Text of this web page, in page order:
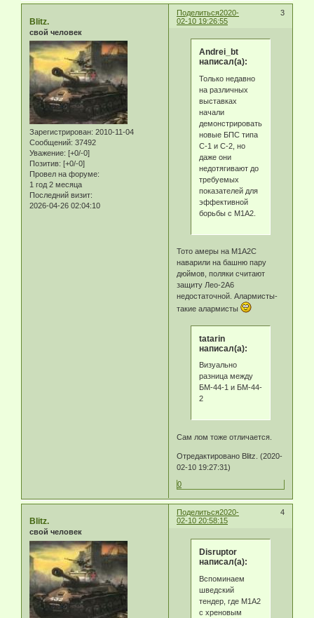
Поделиться 3
2020-
02-10 19:26:55
Blitz.
свой человек
Зарегистрирован: 2010-11-04
Сообщений: 37492
Уважение: [+0/-0]
Позитив: [+0/-0]
Провел на форуме:
1 год 2 месяца
Последний визит:
2026-04-26 02:04:10
Andrei_bt
написал(а):
Только недавно
на различных
выставках
начали
демонстрировать
новые БПС типа
С-1 и С-2, но
даже они
недотягивают до
требуемых
показателей для
эффективной
борьбы с М1А2.
Тото амеры на М1А2С
наварили на башню пару
дюймов, поляки считают
защиту Лео-2А6
недостаточной. Алармисты-
такие алармисты
tatarin
написал(а):
Визуально
разница между
БМ-44-1 и БМ-44-
2
Сам лом тоже отличается.
Отредактировано Blitz. (2020-
02-10 19:27:31)
0
Поделиться 4
2020-
02-10 20:58:15
Blitz.
свой человек
Disruptor
написал(а):
Вспоминаем
шведский
тендер, где M1A2
с хреновым